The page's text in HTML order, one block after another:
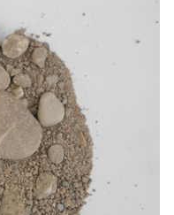
nécessaire
en utilisant
que la forme et
Nous nous
!